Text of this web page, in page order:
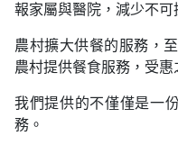
報家屬與醫院，減少不可
農村擴大供餐的服務，
農村提供餐食服務，受惠
我們提供的不僅僅是一
務。